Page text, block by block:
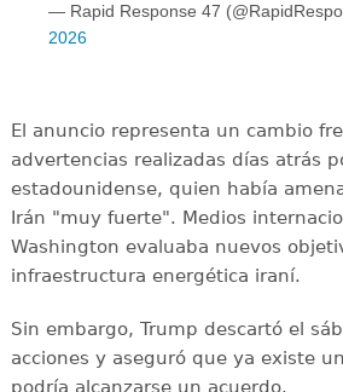
— Rapid Response 47
2026
El anuncio representa un cambio
advertencias realizadas días atrás
estadounidense, quien había
Irán "muy fuerte". Medios
Washington evaluaba nuevos
infraestructura energética iraní.
Sin embargo, Trump descartó el
acciones y aseguró que ya existe
podría alcanzarse un acuerdo.